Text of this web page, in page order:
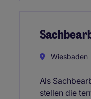
Wiesbaden
Als
stellen die